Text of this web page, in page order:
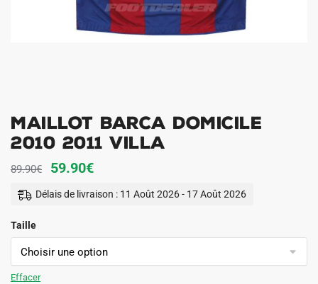
Maillot Barca Domicile
2010 2011 Villa
89.90€
Le
prix
89.90€.
59.90€Le
prix
59.90€.
Délais de livraison : 11 Août 2026 - 17 Août 2026
Taille
Effacer